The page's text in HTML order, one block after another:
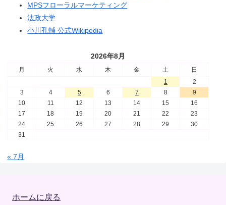
MPSフローラルマーケティング
法政大学
小川孔輔 公式Wikipedia
2026年8月
月 火 水 木 金 土
日
1
2
3
4 5 6 7 8
9
10
11 12 13 14 15
16
17
18 19 20 21 22
23
24
25 26 27 28 29
30
31
« 7月
ホームに戻る